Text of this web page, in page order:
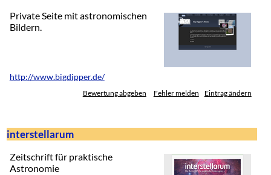
Private Seite mit astronomischen
Bildern.
http://www.bigdipper.de/
Bewertung abgeben Fehler melden Eintrag ändern
interstellarum
Zeitschrift für praktische
Astronomie